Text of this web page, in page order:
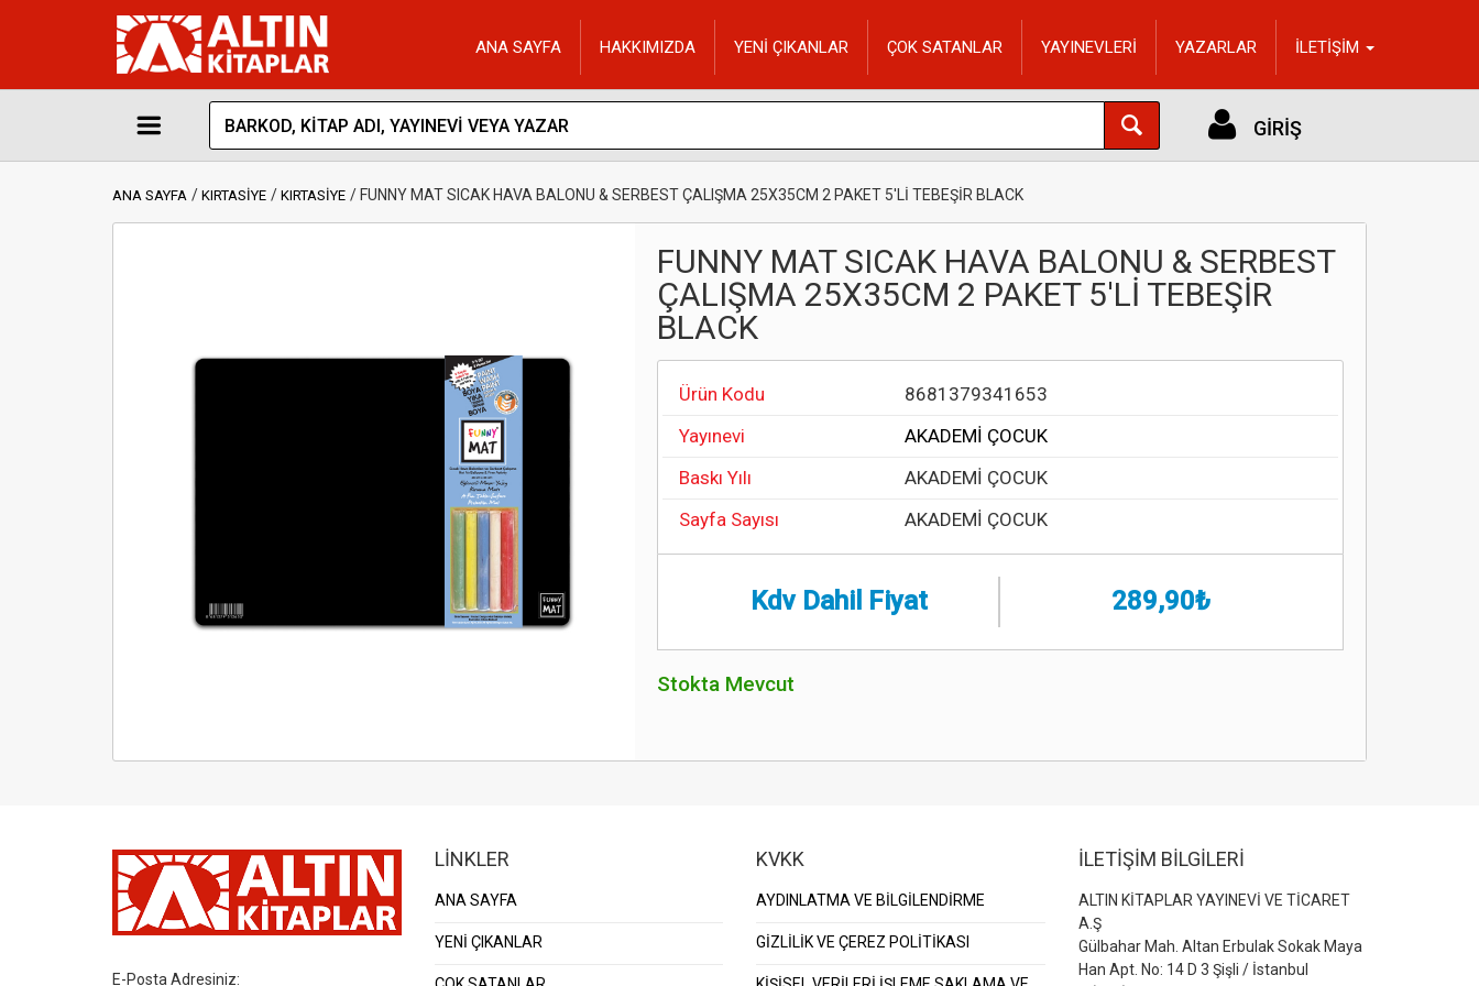
ANA SAYFA HAKKIMIZDA YENİ ÇIKANLAR ÇOK SATANLAR YAYINEVLERİ YAZARLAR İLETİŞİM
GİRİŞ
ANA SAYFA KIRTASİYE KIRTASİYE FUNNY MAT SICAK HAVA BALONU & SERBEST ÇALIŞMA 25X35CM 2 PAKET 5'Lİ TEBEŞİR BLACK
FUNNY MAT SICAK HAVA BALONU & SERBEST
ÇALIŞMA 25X35CM 2 PAKET 5'Lİ TEBEŞİR
BLACK
Ürün Kodu
8681379341653
Yayınevi
AKADEMİ ÇOCUK
Baskı Yılı
AKADEMİ ÇOCUK
Sayfa Sayısı
AKADEMİ ÇOCUK
Kdv Dahil Fiyat 289,90₺
Stokta Mevcut
E-Posta Adresiniz:
LİNKLER
ANA SAYFA
YENİ ÇIKANLAR
KVKK
AYDINLATMA VE BİLGİLENDİRME
GİZLİLİK VE ÇEREZ POLİTİKASI
İLETİŞİM BİLGİLERİ
ALTIN KİTAPLAR YAYINEVİ VE TİCARET
A.Ş
Gülbahar Mah. Altan Erbulak Sokak Maya
Han Apt. No: 14 D 3 Şişli / İstanbul